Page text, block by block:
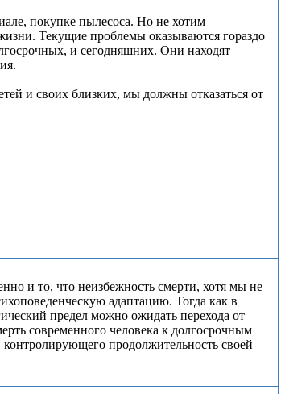
покупке пылесоса. Но не хотим
Текущие проблемы оказываются гораздо
и сегодняшних. Они находят
и своих близких, мы должны отказаться от
и то, что неизбежность смерти, хотя мы не
адаптацию. Тогда как в
предел можно ожидать перехода от
современного человека к долгосрочным
продолжительность своей